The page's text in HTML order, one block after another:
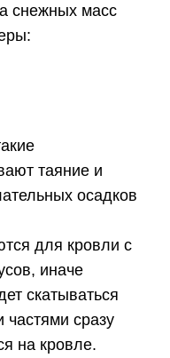
снежных масс
таяние и
осадков
для кровли с
иначе
скатываться
сразу
на кровле.